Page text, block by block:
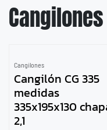
Cangilones
Cangilones
Cangilón CG 335
medidas
335x195x130
2,1